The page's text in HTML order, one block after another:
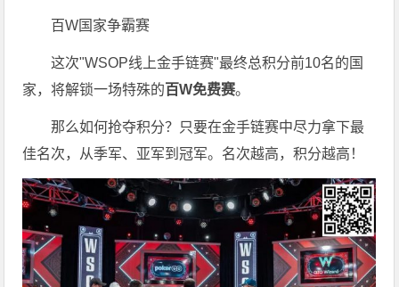
百W国家争霸赛
这次"WSOP线上金手链赛"最终总积分前10名的国
家，将解锁一场特殊的百W免费赛。
那么如何抢夺积分？只要在金手链赛中尽力拿下最
佳名次，从季军、亚军到冠军。名次越高，积分越高！